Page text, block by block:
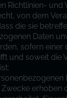
Richtlinien-
von dem
die sie
Daten
sofern einer
und soweit die
erhoben